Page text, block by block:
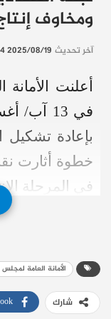
ومخاوف
آخر تحديث 2025/08/19 5:54م
أعلنت
في 13
بإعادة تشكيل
خطوة أثارت
في المرحلة
تُعتبر هذه
الكبرى، بما
والسياسات
الأمانة العامة لمجلس
شارك